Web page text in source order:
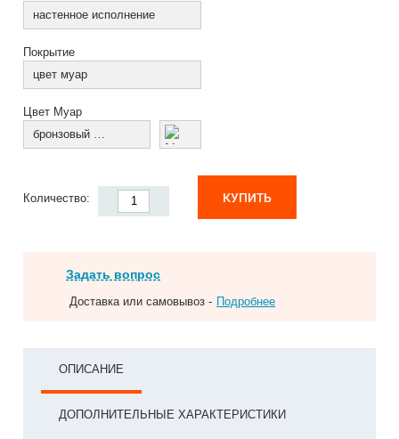
настенное исполнение
Покрытие
цвет муар
Цвет Муар
Количество: КУПИТЬ
Задать вопрос
Доставка или самовывоз - Подробнее
ОПИСАНИЕ
ДОПОЛНИТЕЛЬНЫЕ ХАРАКТЕРИСТИКИ